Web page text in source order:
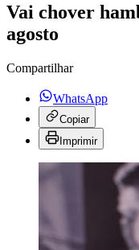
Vai chover
agosto
Compartilhar
WhatsApp
Copiar
Imprimir